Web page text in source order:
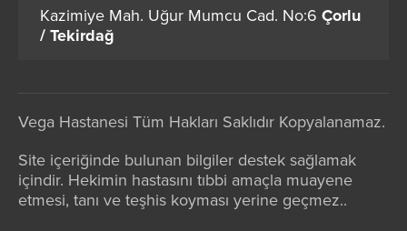
Kazimiye Mah. Uğur Mumcu Cad. No:6 Çorlu
/ Tekirdağ
Vega Hastanesi Tüm Hakları Saklıdır Kopyalanamaz.
Site içeriğinde bulunan bilgiler destek sağlamak
içindir. Hekimin hastasını tıbbi amaçla muayene
etmesi, tanı ve teşhis koyması yerine geçmez..